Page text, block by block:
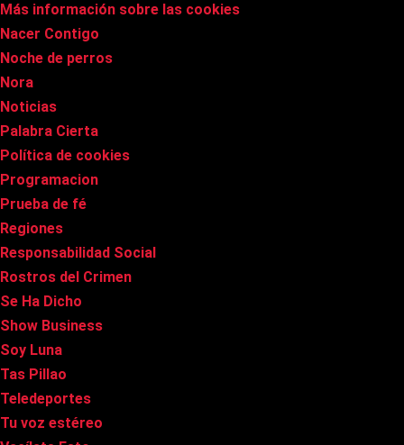
Más información sobre las cookies
Nacer Contigo
Noche de perros
Nora
Noticias
Palabra Cierta
Política de cookies
Programacion
Prueba de fé
Regiones
Responsabilidad Social
Rostros del Crimen
Se Ha Dicho
Show Business
Soy Luna
Tas Pillao
Teledeportes
Tu voz estéreo